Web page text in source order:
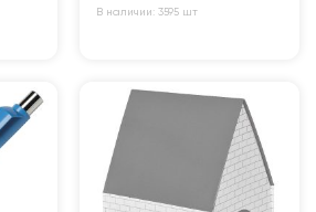
В наличии: 3595 шт